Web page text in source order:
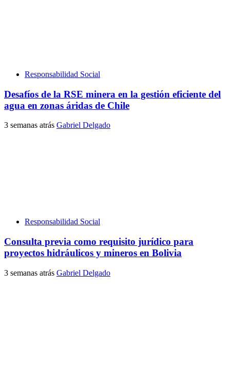
Responsabilidad Social
Desafíos de la RSE minera en la gestión eficiente del
agua en zonas áridas de Chile
3 semanas atrás Gabriel Delgado
Responsabilidad Social
Consulta previa como requisito jurídico para
proyectos hidráulicos y mineros en Bolivia
3 semanas atrás Gabriel Delgado